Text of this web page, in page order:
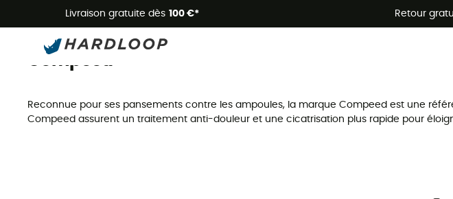
Livraison gratuite dès 100 €* Retour
Promos d'été 🔥 -5 %
Marques Compeed
Compeed
Reconnue pour ses pansements contre les ampoules, la marque Compeed est une
Compeed assurent un traitement anti-douleur et une cicatrisation plus rapide pour